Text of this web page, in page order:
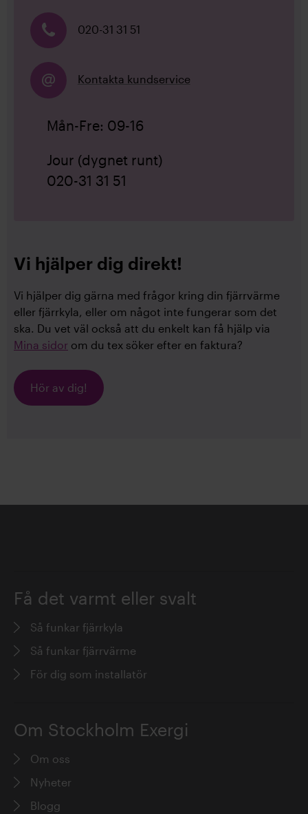
020-31 31 51
Kontakta kundservice
Mån-Fre: 09-16
Jour (dygnet runt)
020-31 31 51
Vi hjälper dig direkt!
Vi hjälper dig gärna med frågor kring din fjärrvärme
eller fjärrkyla, eller om något inte fungerar som det
ska. Du vet väl också att du enkelt kan få hjälp via
Mina sidor om du tex söker efter en faktura?
Hör av dig!
Få det varmt eller svalt
Så funkar fjärrkyla
Så funkar fjärrvärme
För dig som installatör
Om Stockholm Exergi
Om oss
Nyheter
Blogg